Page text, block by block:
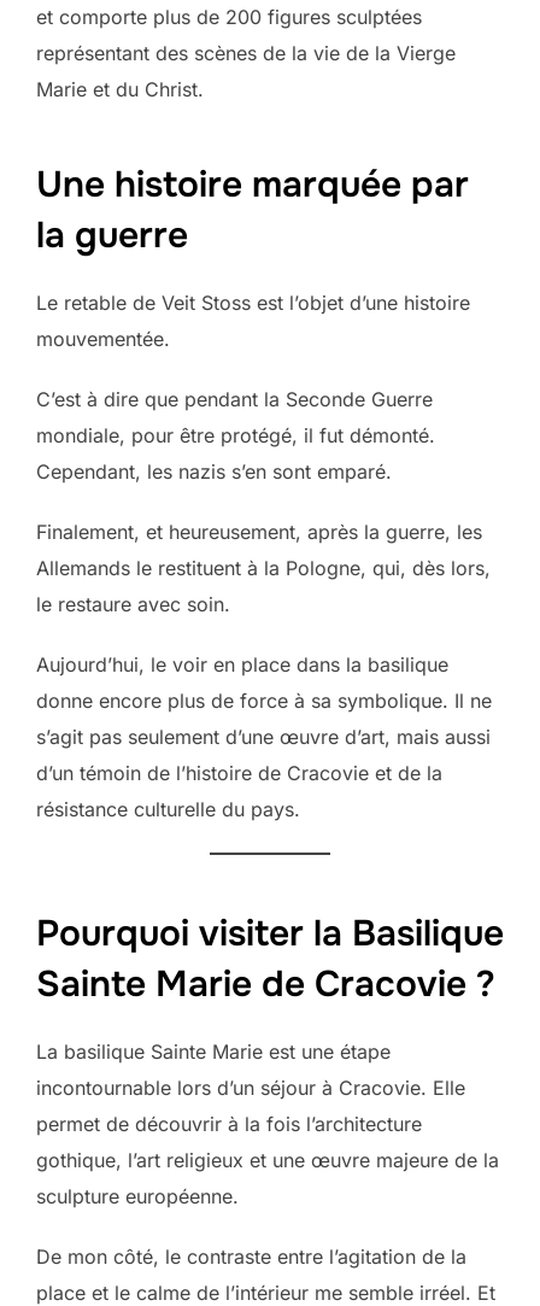
et comporte plus de 200 figures sculptées
représentant des scènes de la vie de la Vierge
Marie et du Christ.
Une histoire marquée par
la guerre
Le retable de Veit Stoss est l’objet d’une histoire
mouvementée.
C’est à dire que pendant la Seconde Guerre
mondiale, pour être protégé, il fut démonté.
Cependant, les nazis s’en sont emparé.
Finalement, et heureusement, après la guerre, les
Allemands le restituent à la Pologne, qui, dès lors,
le restaure avec soin.
Aujourd’hui, le voir en place dans la basilique
donne encore plus de force à sa symbolique. Il ne
s’agit pas seulement d’une œuvre d’art, mais aussi
d’un témoin de l’histoire de Cracovie et de la
résistance culturelle du pays.
Pourquoi visiter la Basilique
Sainte Marie de Cracovie ?
La basilique Sainte Marie est une étape
incontournable lors d’un séjour à Cracovie. Elle
permet de découvrir à la fois l’architecture
gothique, l’art religieux et une œuvre majeure de la
sculpture européenne.
De mon côté, le contraste entre l’agitation de la
place et le calme de l’intérieur me semble irréel. Et